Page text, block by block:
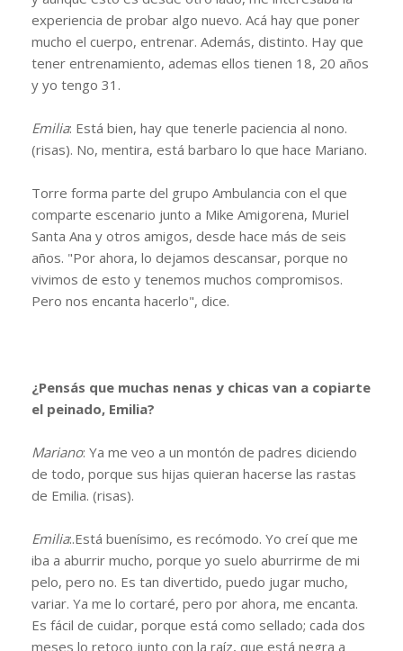
experiencia de probar algo nuevo. Acá hay que poner
mucho el cuerpo, entrenar. Además, distinto. Hay que
tener entrenamiento, ademas ellos tienen 18, 20 años
y yo tengo 31.
Emilia: Está bien, hay que tenerle paciencia al nono.
(risas). No, mentira, está barbaro lo que hace Mariano.
Torre forma parte del grupo Ambulancia con el que
comparte escenario junto a Mike Amigorena, Muriel
Santa Ana y otros amigos, desde hace más de seis
años. "Por ahora, lo dejamos descansar, porque no
vivimos de esto y tenemos muchos compromisos.
Pero nos encanta hacerlo", dice.
¿Pensás que muchas nenas y chicas van a copiarte
el peinado, Emilia?
Mariano: Ya me veo a un montón de padres diciendo
de todo, porque sus hijas quieran hacerse las rastas
de Emilia. (risas).
Emilia:.Está buenísimo, es recómodo. Yo creí que me
iba a aburrir mucho, porque yo suelo aburrirme de mi
pelo, pero no. Es tan divertido, puedo jugar mucho,
variar. Ya me lo cortaré, pero por ahora, me encanta.
Es fácil de cuidar, porque está como sellado; cada dos
meses lo retoco junto con la raíz, que está negra a